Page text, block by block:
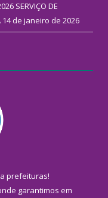
SERVIÇO DE
14 de janeiro de 2026
prefeituras!
garantimos em